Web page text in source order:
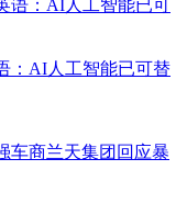
：AI人工智能已可替